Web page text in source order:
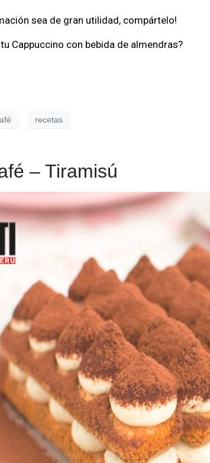
sea de gran utilidad, compártelo!
Cappuccino con bebida de almendras?
recetas
– Tiramisú